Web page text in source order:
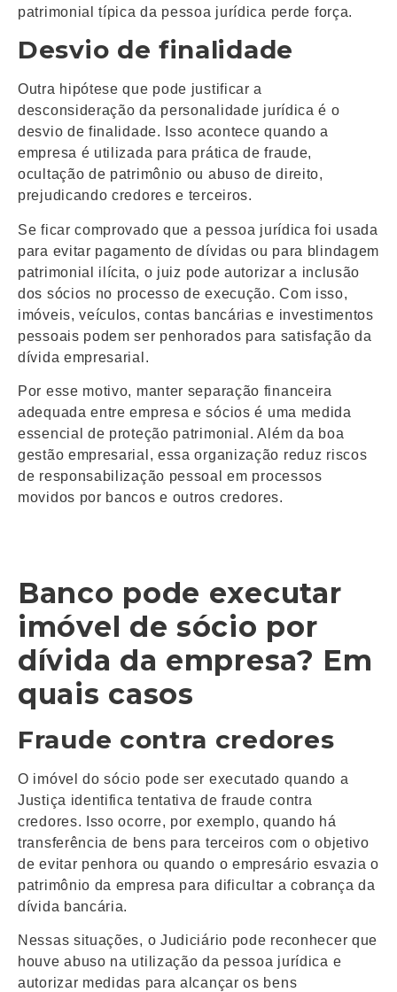
patrimonial típica da pessoa jurídica perde força.
Desvio de finalidade
Outra hipótese que pode justificar a
desconsideração da personalidade jurídica é o
desvio de finalidade. Isso acontece quando a
empresa é utilizada para prática de fraude,
ocultação de patrimônio ou abuso de direito,
prejudicando credores e terceiros.
Se ficar comprovado que a pessoa jurídica foi usada
para evitar pagamento de dívidas ou para blindagem
patrimonial ilícita, o juiz pode autorizar a inclusão
dos sócios no processo de execução. Com isso,
imóveis, veículos, contas bancárias e investimentos
pessoais podem ser penhorados para satisfação da
dívida empresarial.
Por esse motivo, manter separação financeira
adequada entre empresa e sócios é uma medida
essencial de proteção patrimonial. Além da boa
gestão empresarial, essa organização reduz riscos
de responsabilização pessoal em processos
movidos por bancos e outros credores.
Banco pode executar
imóvel de sócio por
dívida da empresa? Em
quais casos
Fraude contra credores
O imóvel do sócio pode ser executado quando a
Justiça identifica tentativa de fraude contra
credores. Isso ocorre, por exemplo, quando há
transferência de bens para terceiros com o objetivo
de evitar penhora ou quando o empresário esvazia o
patrimônio da empresa para dificultar a cobrança da
dívida bancária.
Nessas situações, o Judiciário pode reconhecer que
houve abuso na utilização da pessoa jurídica e
autorizar medidas para alcançar os bens